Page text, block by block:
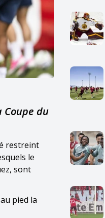
Coupe du
restreint
le
sont
pied la